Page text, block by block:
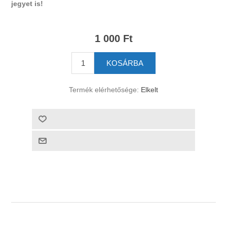
jegyet is!
1 000 Ft
Termék elérhetősége: Elkelt